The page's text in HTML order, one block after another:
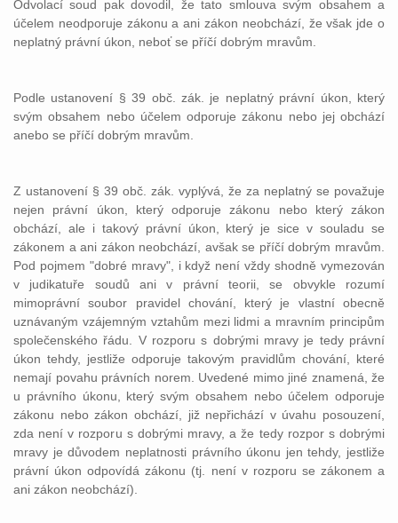
Odvolací soud pak dovodil, že tato smlouva svým obsahem a
účelem neodporuje zákonu a ani zákon neobchází, že však jde o
neplatný právní úkon, neboť se příčí dobrým mravům.
Podle ustanovení § 39 obč. zák. je neplatný právní úkon, který
svým obsahem nebo účelem odporuje zákonu nebo jej obchází
anebo se příčí dobrým mravům.
Z ustanovení § 39 obč. zák. vyplývá, že za neplatný se považuje
nejen právní úkon, který odporuje zákonu nebo který zákon
obchází, ale i takový právní úkon, který je sice v souladu se
zákonem a ani zákon neobchází, avšak se příčí dobrým mravům.
Pod pojmem "dobré mravy", i když není vždy shodně vymezován
v judikatuře soudů ani v právní teorii, se obvykle rozumí
mimoprávní soubor pravidel chování, který je vlastní obecně
uznávaným vzájemným vztahům mezi lidmi a mravním principům
společenského řádu. V rozporu s dobrými mravy je tedy právní
úkon tehdy, jestliže odporuje takovým pravidlům chování, které
nemají povahu právních norem. Uvedené mimo jiné znamená, že
u právního úkonu, který svým obsahem nebo účelem odporuje
zákonu nebo zákon obchází, již nepřichází v úvahu posouzení,
zda není v rozporu s dobrými mravy, a že tedy rozpor s dobrými
mravy je důvodem neplatnosti právního úkonu jen tehdy, jestliže
právní úkon odpovídá zákonu (tj. není v rozporu se zákonem a
ani zákon neobchází).